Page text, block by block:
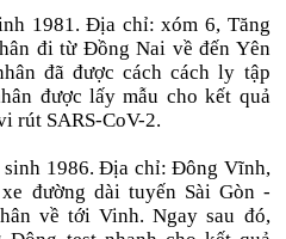
1981. Địa chỉ: xóm 6, Tăng
đi từ Đồng Nai về đến Yên
đã được cách cách ly tập
được lấy mẫu cho kết quả
rút SARS-CoV-2.
sinh 1986. Địa chỉ: Đông Vĩnh,
đường dài tuyến Sài Gòn -
về tới Vinh. Ngay sau đó,